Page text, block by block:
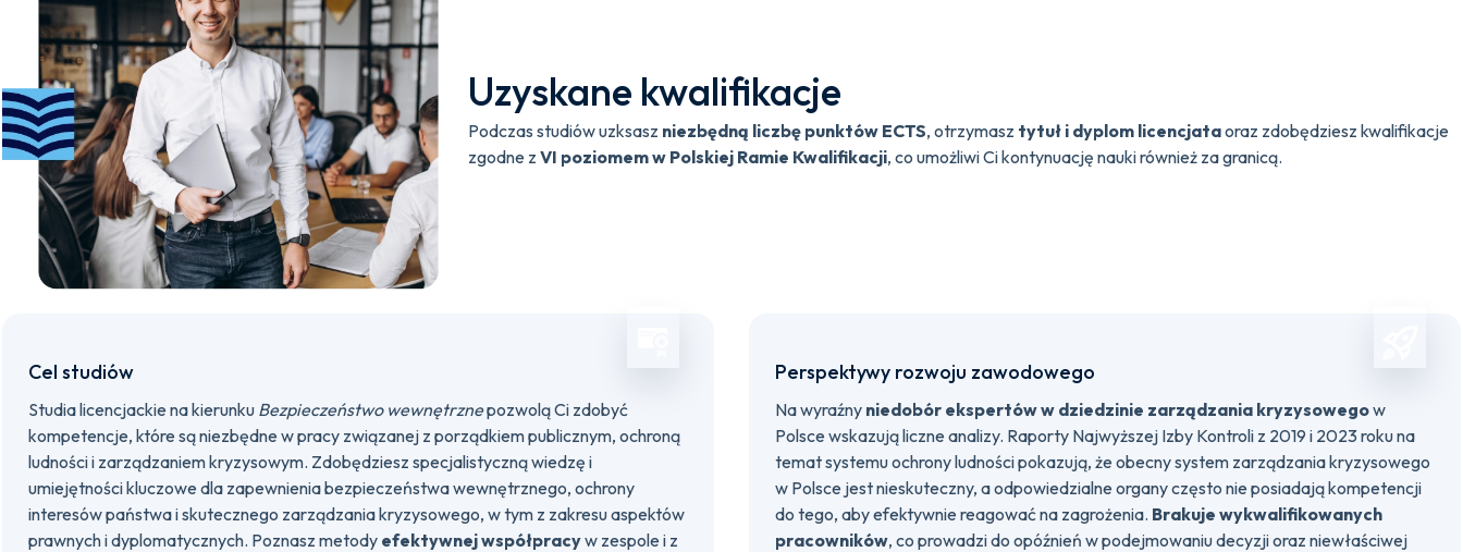
Uzyskane kwalifikacje
Podczas studiów uzksasz niezbędną liczbę punktów ECTS, otrzymasz tytuł i dyplom licencjataoraz zdobędziesz kwalifikacje
zgodne z VI poziomem w Polskiej Ramie Kwalifikacji, co umożliwi Ci kontynuację nauki również za granicą.
Cel studiów
Studia licencjackie na kierunku Bezpieczeństwo wewnętrznepozwolą Ci zdobyć
kompetencje, które są niezbędne w pracy związanej z porządkiem publicznym, ochroną
ludności i zarządzaniem kryzysowym. Zdobędziesz specjalistyczną wiedzę i
umiejętności kluczowe dla zapewnienia bezpieczeństwa wewnętrznego, ochrony
interesów państwa i skutecznego zarządzania kryzysowego, w tym z zakresu aspektów
prawnych i dyplomatycznych. Poznasz metody efektywnej współpracyw zespole i z
Perspektywy rozwoju zawodowego
Na wyraźny niedobór ekspertów w dziedzinie zarządzania kryzysowegow
Polsce wskazują liczne analizy. Raporty Najwyższej Izby Kontroli z 2019 i 2023 roku na
temat systemu ochrony ludności pokazują, że obecny system zarządzania kryzysowego
w Polsce jest nieskuteczny, a odpowiedzialne organy często nie posiadają kompetencji
do tego, aby efektywnie reagować na zagrożenia. Brakuje wykwalifikowanych
pracowników, co prowadzi do opóźnień w podejmowaniu decyzji oraz niewłaściwej